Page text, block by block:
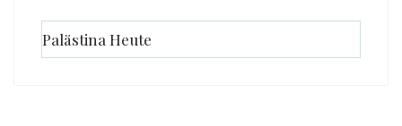
Palästina Heute